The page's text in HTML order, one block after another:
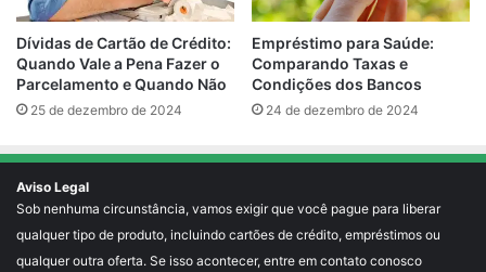
Dívidas de Cartão de Crédito:
Quando Vale a Pena Fazer o
Parcelamento e Quando Não
25 de dezembro de 2024
Empréstimo para Saúde:
Comparando Taxas e
Condições dos Bancos
24 de dezembro de 2024
Aviso Legal
Sob nenhuma circunstância, vamos exigir que você pague para liberar
qualquer tipo de produto, incluindo cartões de crédito, empréstimos ou
qualquer outra oferta. Se isso acontecer, entre em contato conosco